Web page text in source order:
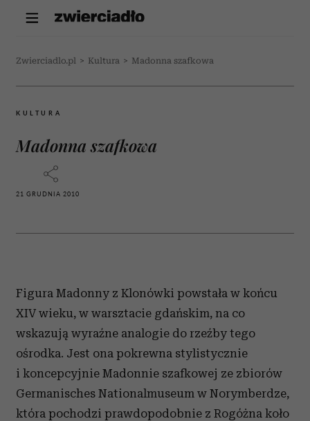
Zwierciadlo.pl > Kultura > Madonna szafkowa
KULTURA
Madonna szafkowa
21 GRUDNIA 2010
Figura Madonny z Klonówki powstała w końcu
XIV wieku, w warsztacie gdańskim, na co
wskazują wyraźne analogie do rzeźby tego
ośrodka. Jest ona pokrewna stylistycznie
i koncepcyjnie Madonnie szafkowej ze zbiorów
Germanisches Nationalmuseum w Norymberdze,
która pochodzi prawdopodobnie z Rogóżna koło